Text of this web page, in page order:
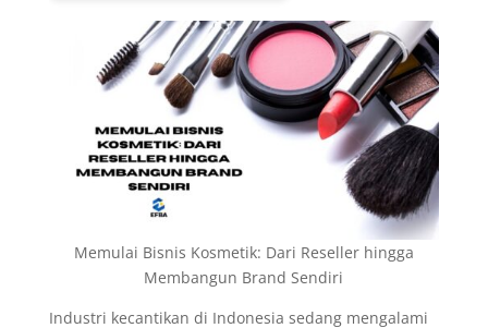
Memulai Bisnis Kosmetik: Dari Reseller hingga
Membangun Brand Sendiri
Industri kecantikan di Indonesia sedang mengalami